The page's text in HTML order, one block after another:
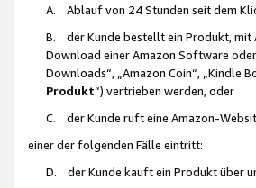
A. Ablauf von 24 Stunden seit dem
B. der Kunde bestellt ein Produkt, mit
Download einer Amazon Software oder
Downloads“, „Amazon Coin“, „Kindle
Produkt“) vertrieben werden, oder
C. der Kunde ruft eine Amazon-
einer der folgenden Fälle eintritt:
D. der Kunde kauft ein Produkt über